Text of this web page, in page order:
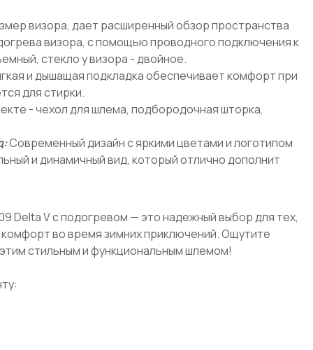
визора, дает расширенный обзор пространства
визора, с помощью проводного подключения к
стекло у визора - двойное.
и дышащая подкладка обеспечивает комфорт при
для стирки.
- чехол для шлема, подбородочная шторка,
Современный дизайн с яркими цветами и логотипом
и динамичный вид, который отлично дополнит
Delta V с подогревом — это надежный выбор для тех,
во время зимних приключений. Ощутите
стильным и функциональным шлемом!